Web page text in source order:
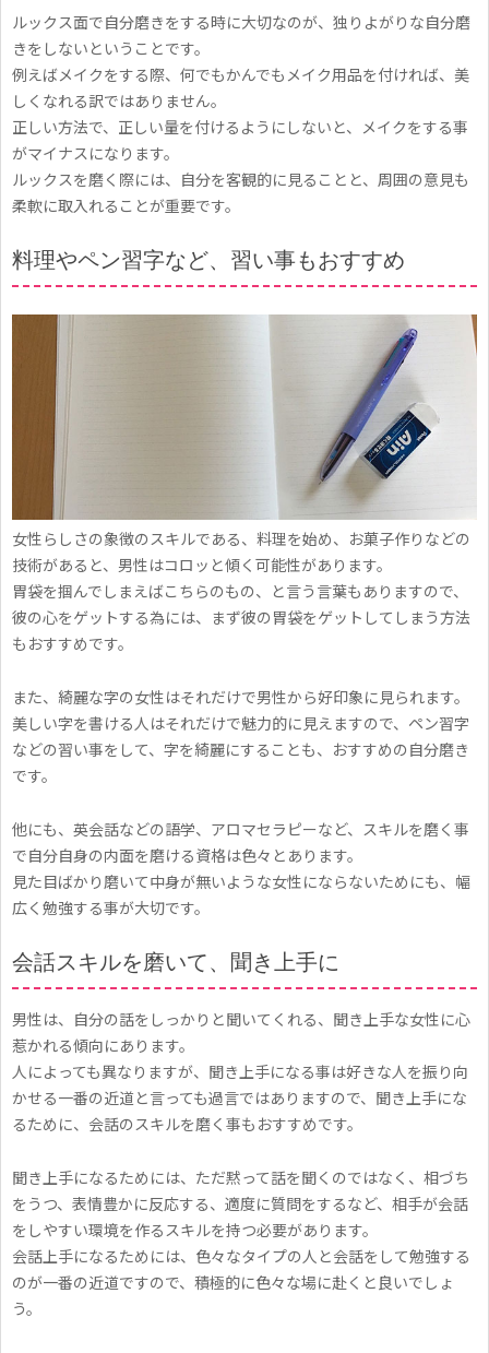
い
て
も
ら
お
う
！
ルックス面で自分磨きをする時に大切なのが、独りよがりな自分磨
きをしないということです。
例えばメイクをする際、何でもかんでもメイク用品を付ければ、美
しくなれる訳ではありません。
正しい方法で、正しい量を付けるようにしないと、メイクをする事
がマイナスになります。
ルックスを磨く際には、自分を客観的に見ることと、周囲の意見も
柔軟に取入れることが重要です。
料理やペン習字など、習い事もおすすめ
女性らしさの象徴のスキルである、料理を始め、お菓子作りなどの
技術があると、男性はコロッと傾く可能性があります。
胃袋を掴んでしまえばこちらのもの、と言う言葉もありますので、
彼の心をゲットする為には、まず彼の胃袋をゲットしてしまう方法
もおすすめです。
また、綺麗な字の女性はそれだけで男性から好印象に見られます。
美しい字を書ける人はそれだけで魅力的に見えますので、ペン習字
などの習い事をして、字を綺麗にすることも、おすすめの自分磨き
です。
他にも、英会話などの語学、アロマセラピーなど、スキルを磨く事
で自分自身の内面を磨ける資格は色々とあります。
見た目ばかり磨いて中身が無いような女性にならないためにも、幅
広く勉強する事が大切です。
会話スキルを磨いて、聞き上手に
男性は、自分の話をしっかりと聞いてくれる、聞き上手な女性に心
惹かれる傾向にあります。
人によっても異なりますが、聞き上手になる事は好きな人を振り向
かせる一番の近道と言っても過言ではありますので、聞き上手にな
るために、会話のスキルを磨く事もおすすめです。
聞き上手になるためには、ただ黙って話を聞くのではなく、相づち
をうつ、表情豊かに反応する、適度に質問をするなど、相手が会話
をしやすい環境を作るスキルを持つ必要があります。
会話上手になるためには、色々なタイプの人と会話をして勉強する
のが一番の近道ですので、積極的に色々な場に赴くと良いでしょ
う。